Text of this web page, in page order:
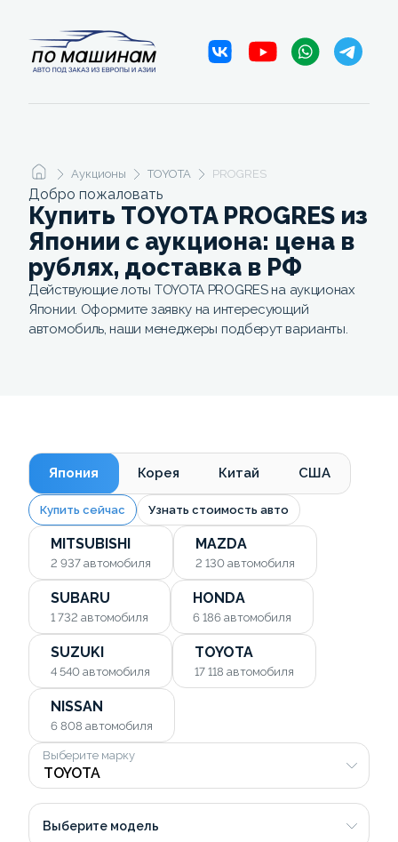
Аукционы TOYOTA PROGRES
Добро пожаловать
Купить TOYOTA PROGRES из
Японии с аукциона: цена в
рублях, доставка в РФ
Действующие лоты TOYOTA PROGRES на аукционах
Японии. Оформите заявку на интересующий
автомобиль, наши менеджеры подберут варианты.
Япония Корея Китай США
Купить сейчас Узнать стоимость авто
MITSUBISHI
2 937 автомобиля
MAZDA
2 130 автомобиля
SUBARU
1 732 автомобиля
HONDA
6 186 автомобиля
SUZUKI
4 540 автомобиля
TOYOTA
17 118 автомобиля
NISSAN
6 808 автомобиля
Выберите марку
Выберите модель